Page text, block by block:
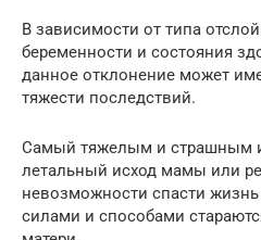
В зависимости от типа
беременности и состояния
данное отклонение может
тяжести последствий.
Самый тяжелым и страшным
летальный исход мамы или
невозможности спасти
силами и способами